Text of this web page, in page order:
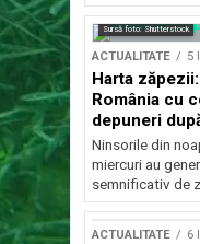
Sursă foto: Shutterstock
ACTUALITATE 5
Harta
România cu
depuneri
Ninsorile din
miercuri au
semnificativ de
ACTUALITATE 6